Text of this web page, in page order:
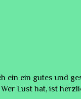
ein ein gutes und
Lust hat, ist